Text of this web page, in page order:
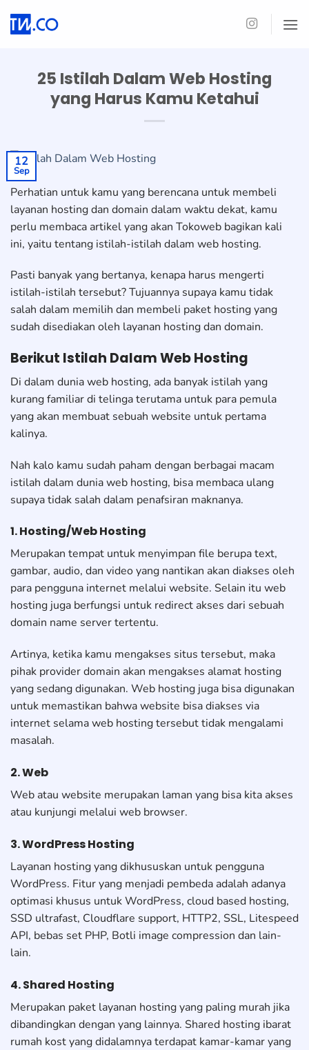
25 Istilah Dalam Web Hosting
yang Harus Kamu Ketahui
12
Sep
Perhatian untuk kamu yang berencana untuk membeli
layanan hosting dan domain dalam waktu dekat, kamu
perlu membaca artikel yang akan Tokoweb bagikan kali
ini, yaitu tentang istilah-istilah dalam web hosting.
Pasti banyak yang bertanya, kenapa harus mengerti
istilah-istilah tersebut? Tujuannya supaya kamu tidak
salah dalam memilih dan membeli paket hosting yang
sudah disediakan oleh layanan hosting dan domain.
Berikut Istilah Dalam Web Hosting
Di dalam dunia web hosting, ada banyak istilah yang
kurang familiar di telinga terutama untuk para pemula
yang akan membuat sebuah website untuk pertama
kalinya.
Nah kalo kamu sudah paham dengan berbagai macam
istilah dalam dunia web hosting, bisa membaca ulang
supaya tidak salah dalam penafsiran maknanya.
1. Hosting/Web Hosting
Merupakan tempat untuk menyimpan file berupa text,
gambar, audio, dan video yang nantikan akan diakses oleh
para pengguna internet melalui website. Selain itu web
hosting juga berfungsi untuk redirect akses dari sebuah
domain name server tertentu.
Artinya, ketika kamu mengakses situs tersebut, maka
pihak provider domain akan mengakses alamat hosting
yang sedang digunakan. Web hosting juga bisa digunakan
untuk memastikan bahwa website bisa diakses via
internet selama web hosting tersebut tidak mengalami
masalah.
2. Web
Web atau website merupakan laman yang bisa kita akses
atau kunjungi melalui web browser.
3. WordPress Hosting
Layanan hosting yang dikhususkan untuk pengguna
WordPress. Fitur yang menjadi pembeda adalah adanya
optimasi khusus untuk WordPress, cloud based hosting,
SSD ultrafast, Cloudflare support, HTTP2, SSL, Litespeed
API, bebas set PHP, Botli image compression dan lain-
lain.
4. Shared Hosting
Merupakan paket layanan hosting yang paling murah jika
dibandingkan dengan yang lainnya. Shared hosting ibarat
rumah kost yang didalamnya terdapat kamar-kamar yang